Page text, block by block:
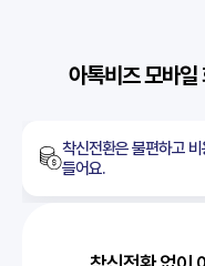
아톡비즈 모바일
착신전환은 불편하고 비
들어요.